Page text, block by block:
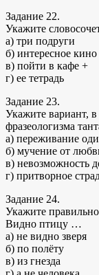
Задание 22.
Укажите
а) три подруги
б) интересное кино
в) пойти в кафе +
г) ее тетрадь
Задание 23.
Укажите вариант,
фразеологизма
а) переживание
б) мучение от
в) невозможность
г) притворное
Задание 24.
Укажите
Видно птицу …
а) не видно зверя
б) по полёту
в) из гнезда